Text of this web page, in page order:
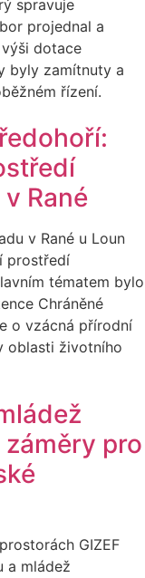
spravuje
projednal a
dotace
byly zamítnuty a
řízení.
Rané
v Rané u Loun
prostředí
tématem bylo
Chráněné
o vzácná přírodní
oblasti životního
pro
GIZEF
a mládež